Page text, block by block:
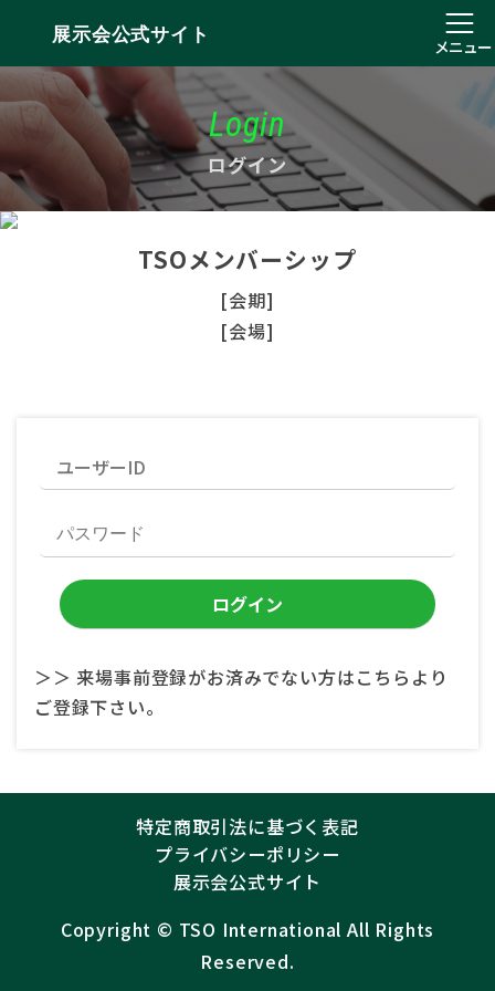
展示会公式サイト
メニュー
Login
ログイン
TSOメンバーシップ
[会期]
[会場]
＞＞ 来場事前登録がお済みでない方はこちらより
ご登録下さい。
特定商取引法に基づく表記
プライバシーポリシー
展示会公式サイト
Copyright ©︎ TSO International All Rights
Reserved.